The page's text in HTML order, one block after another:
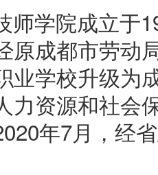
师学院成立于
原成都市劳动
业学校升级为
力资源和社会
年7月，经